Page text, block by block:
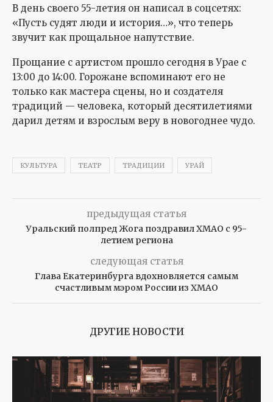
В день своего 55-летия он написал в соцсетях:
«Пусть судят люди и история…», что теперь
звучит как прощальное напутствие.
Прощание с артистом прошло сегодня в Урае с
13:00 до 14:00. Горожане вспоминают его не
только как мастера сцены, но и создателя
традиций — человека, который десятилетиями
дарил детям и взрослым веру в новогоднее чудо.
КУЛЬТУРА ТЕАТР ТРАДИЦИИ УРАЙ
предыдущая статья
Уральский полпред Жога поздравил ХМАО с 95-
летием региона
следующая статья
Глава Екатеринбурга вдохновляется самым
счастливым мэром России из ХМАО
ДРУГИЕ НОВОСТИ